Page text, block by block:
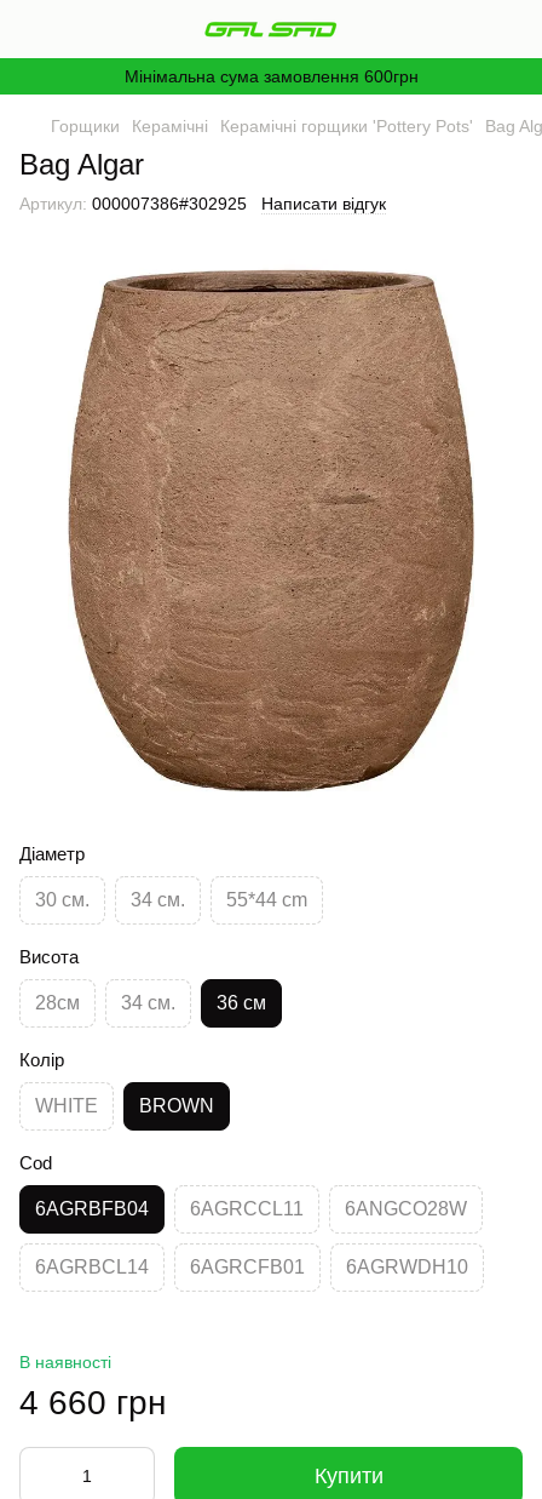
Мінімальна сума замовлення 600грн
Горщики Керамічні Керамічні горщики 'Pottery Pots' Bag
Bag Algar
Артикул: 000007386#302925 Написати відгук
Діаметр
30 см. 34 см. 55*44 cm
Висота
28см 34 см. 36 см
Колір
WHITE BROWN
Cod
6AGRBFB04 6AGRCCL11 6ANGCO28W
6AGRBCL14 6AGRCFB01 6AGRWDH10
В наявності
4 660 грн
Купити